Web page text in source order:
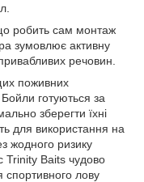
робить сам монтаж
зумовлює активну
речовин.
поживних
Бойли готуються за
зберегти їхні
для використання на
жодного ризику
Trinity Baits чудово
спортивного лову